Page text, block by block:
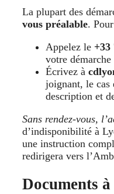
La plupart des
vous préalable.
Appelez le +33
votre
Écrivez à
joignant, le cas
description et
Sans rendez-vous,
d’indisponibilité à
une instruction
redirigera vers
Documents